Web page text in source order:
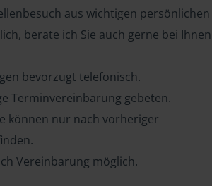
aus wichtigen persönlichen
berate ich Sie auch gerne bei Ihnen
bevorzugt telefonisch.
Terminvereinbarung gebeten.
können nur nach vorheriger
Vereinbarung möglich.